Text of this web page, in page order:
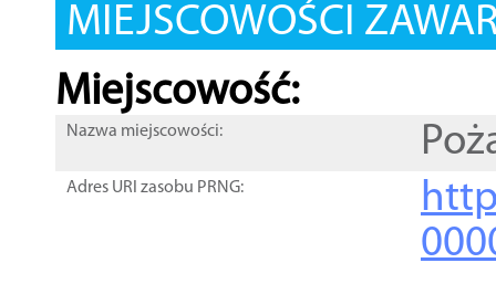
MIEJSCOWOŚCI
Miejscowość:
Nazwa miejscowości:
Adres URI zasobu PRNG: